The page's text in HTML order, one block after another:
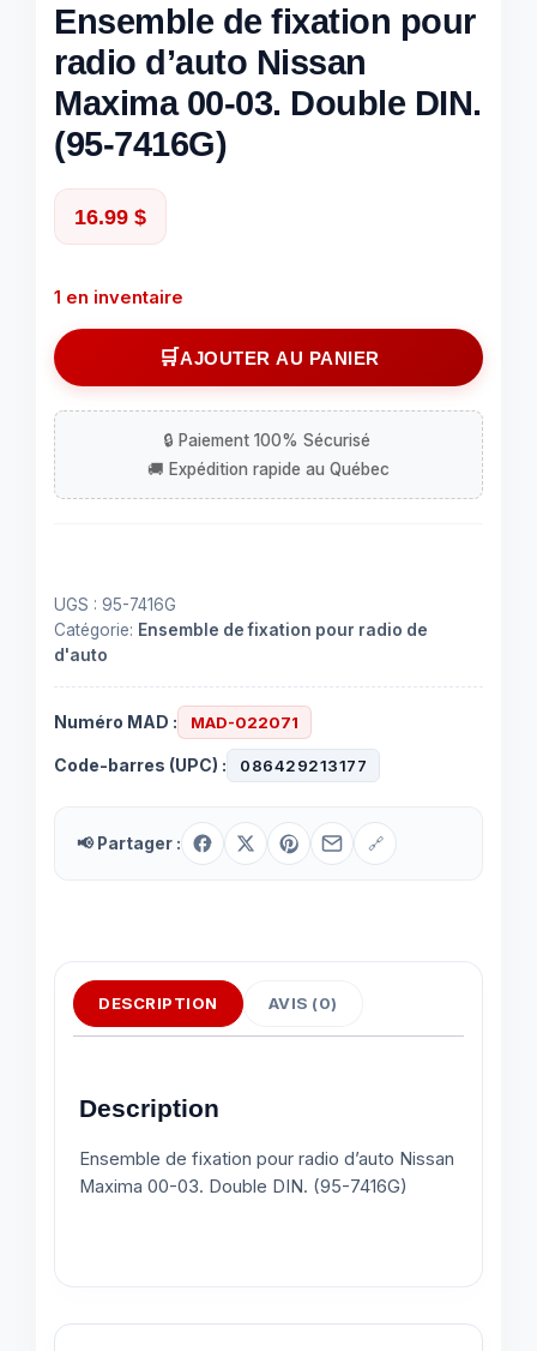
Ensemble de fixation pour
radio d’auto Nissan
Maxima 00-03. Double DIN.
(95-7416G)
16.99 $
1 en inventaire
quantité
de
de
fixation
pour
Maxima
00-
DIN.
(95-
AJOUTER AU PANIER
UGS : 95-7416G
Catégorie: Ensemble de fixation pour radio de
d'auto
Numéro MAD : MAD-022071
Code-barres (UPC) : 086429213177
📢 Partager : 🔗
DESCRIPTION AVIS (0)
Description
Ensemble de fixation pour radio d’auto Nissan
Maxima 00-03. Double DIN. (95-7416G)